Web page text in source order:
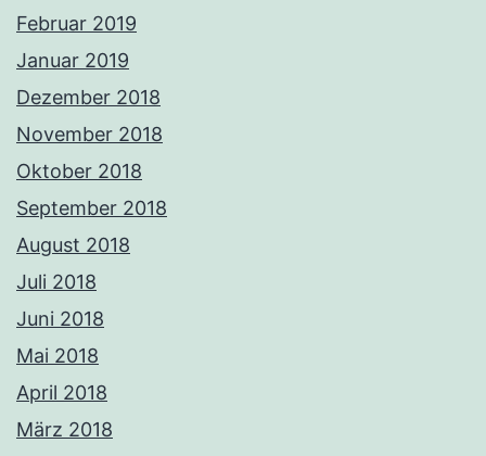
Februar 2019
Januar 2019
Dezember 2018
November 2018
Oktober 2018
September 2018
August 2018
Juli 2018
Juni 2018
Mai 2018
April 2018
März 2018